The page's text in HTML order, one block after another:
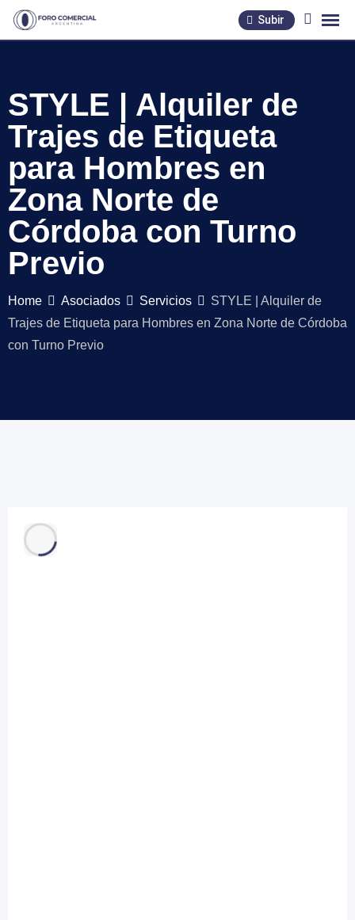
Skip
Subir
STYLE | Alquiler de
Trajes de Etiqueta
para Hombres en
Zona Norte de
Córdoba con Turno
Previo
Home Asociados Servicios
STYLE | Alquiler de
Trajes de Etiqueta para Hombres en Zona Norte de Córdoba
con Turno Previo